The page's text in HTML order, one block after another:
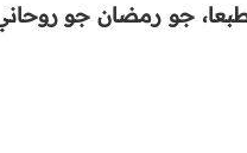
جو رمضان جو